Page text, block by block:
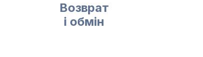
Возврат
і обмін